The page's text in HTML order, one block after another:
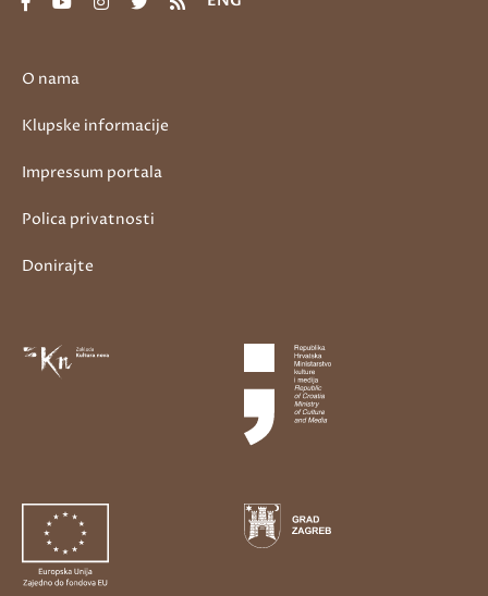
O nama
Klupske informacije
Impressum portala
Polica privatnosti
Donirajte